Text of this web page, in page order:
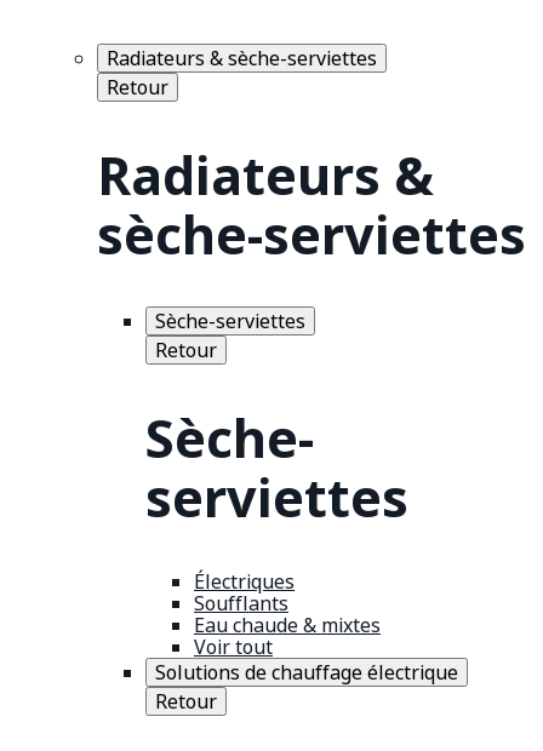
Radiateurs & sèche-serviettes
Retour
Radiateurs &
sèche-serviettes
Sèche-serviettes
Retour
Sèche-
serviettes
Électriques
Soufflants
Eau chaude & mixtes
Voir tout
Solutions de chauffage électrique
Retour